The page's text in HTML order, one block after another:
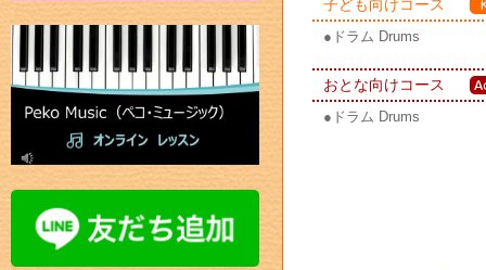
子ども向けコース
● ドラム Drums
おとな向けコース
● ドラム Drums